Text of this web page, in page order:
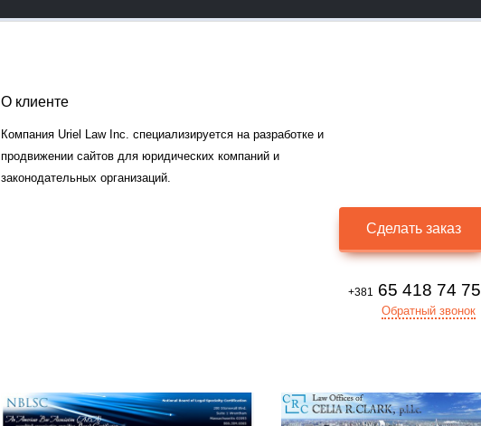
О клиенте
Компания Uriel Law Inc. специализируется на разработке и
продвижении сайтов для юридических компаний и
законодательных организаций.
Сделать заказ
+381 65 418 74 75
Обратный звонок